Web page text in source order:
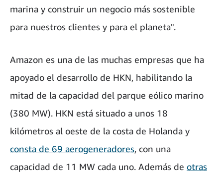
marina y construir un negocio más sostenible
para nuestros clientes y para el planeta".
Amazon es una de las muchas empresas que ha
apoyado el desarrollo de HKN, habilitando la
mitad de la capacidad del parque eólico marino
(380 MW). HKN está situado a unos 18
kilómetros al oeste de la costa de Holanda y
consta de 69 aerogeneradores, con una
capacidad de 11 MW cada uno. Además de otras